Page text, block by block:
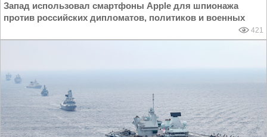
Запад использовал смартфоны Apple для шпионажа
против российских дипломатов, политиков и военных
421